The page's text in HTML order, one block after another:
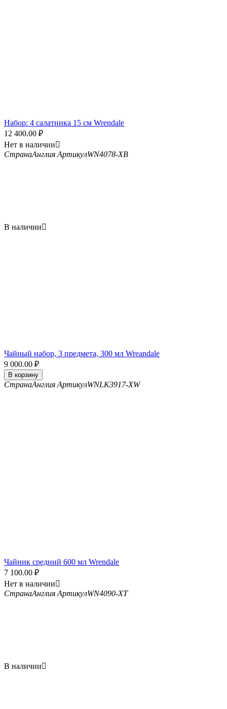
Набор: 4 салатника 15 см Wrendale
12 400.00 ₽
Нет в наличии
СтранаАнглия АртикулWN4078-XB
В наличии
Чайный набор, 3 предмета, 300 мл Wreandale
9 000.00 ₽
В корзину
СтранаАнглия АртикулWNLK3917-XW
Чайник средний 600 мл Wrendale
7 100.00 ₽
Нет в наличии
СтранаАнглия АртикулWN4090-XT
В наличии